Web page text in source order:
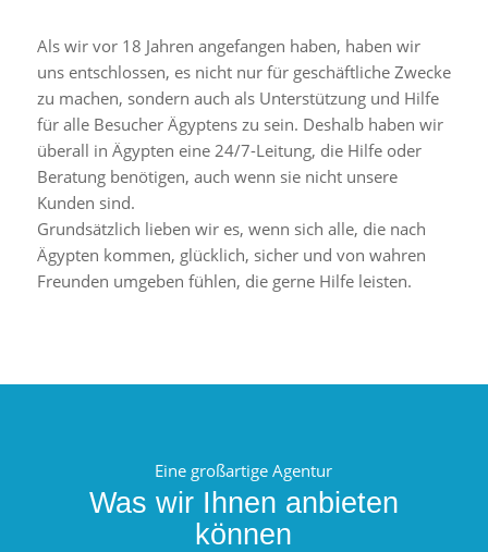
Als wir vor 18 Jahren angefangen haben, haben wir
uns entschlossen, es nicht nur für geschäftliche Zwecke
zu machen, sondern auch als Unterstützung und Hilfe
für alle Besucher Ägyptens zu sein. Deshalb haben wir
überall in Ägypten eine 24/7-Leitung, die Hilfe oder
Beratung benötigen, auch wenn sie nicht unsere
Kunden sind.
Grundsätzlich lieben wir es, wenn sich alle, die nach
Ägypten kommen, glücklich, sicher und von wahren
Freunden umgeben fühlen, die gerne Hilfe leisten.
Eine großartige Agentur
Was wir Ihnen anbieten
können